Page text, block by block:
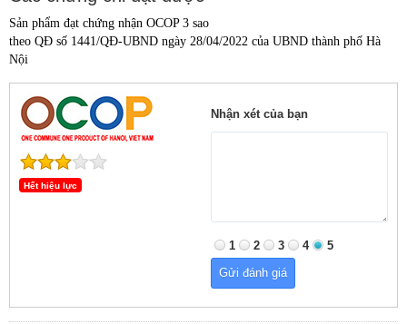
Sản phẩm đạt chứng nhận OCOP 3 sao
theo QĐ số 1441/QĐ-UBND ngày 28/04/2022 của UBND thành phố Hà
Nội
Hết hiệu lực
Nhận xét của bạn
1 2 3 4 5